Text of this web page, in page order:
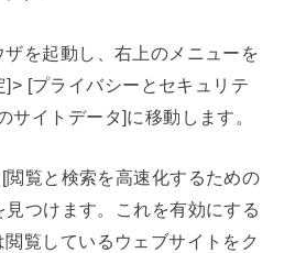
を起動し、右上のメニューを
]> [プライバシーとセキュリテ
サイトデータ]に移動します。
覧と検索を高速化するための
つけます。これを有効にする
覧しているウェブサイトをク